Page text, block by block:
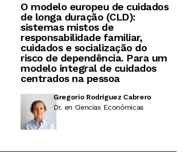
O modelo europeu de cuidados
de longa duração (CLD):
sistemas mistos de
responsabilidade familiar,
cuidados e socialização do
risco de dependência. Para um
modelo integral de cuidados
centrados na pessoa
Gregorio Rodríguez Cabrero
Dr. en Ciencias Económicas